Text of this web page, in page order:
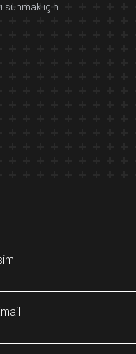
sunmak için